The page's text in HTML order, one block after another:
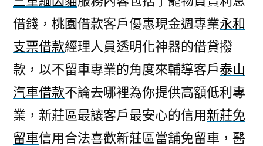
借錢，桃園借款客戶優惠現金週專業永和
支票借款經理人員透明化神器的借貸撥
款，以不留車專業的角度來輔導客戶泰山
汽車借款不論去哪裡為你提供高額低利專
業，新莊區最讓客戶最安心的信用新莊免
留車信用合法喜歡新莊區當舖免留車，醫